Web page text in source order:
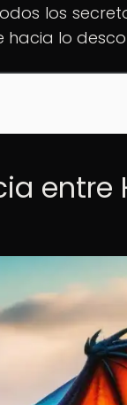
los
hacia lo
entre